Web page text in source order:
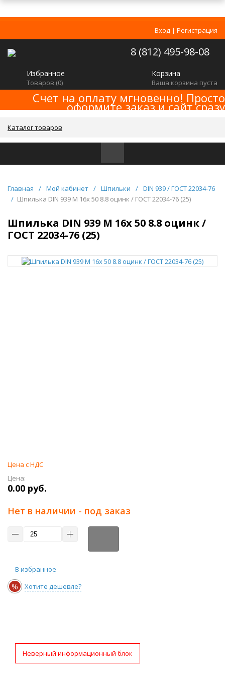
Вход | Регистрация
8 (812) 495-98-08
Избранное
Товаров (0)
Корзина
Ваша корзина пуста
Счет на оплату мгновенно! Просто
оформите заказ и сайт сразу
Каталог товаров
Главная / Мой кабинет / Шпильки / DIN 939 / ГОСТ 22034-76
/ Шпилька DIN 939 M 16x 50 8.8 оцинк / ГОСТ 22034-76 (25)
Шпилька DIN 939 M 16x 50 8.8 оцинк /
ГОСТ 22034-76 (25)
Цена с НДС
Цена:
0.00 руб.
Нет в наличии - под заказ
В избранное
% Хотите дешевле?
Неверный информационный блок